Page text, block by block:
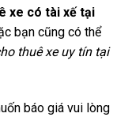
xe có tài xế tại
bạn cũng có thể
thuê xe uy tín tại
báo giá vui lòng